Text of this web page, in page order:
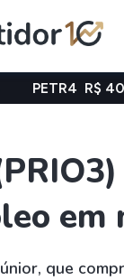
do momento
Ação
40,85 -2,88%
em
que